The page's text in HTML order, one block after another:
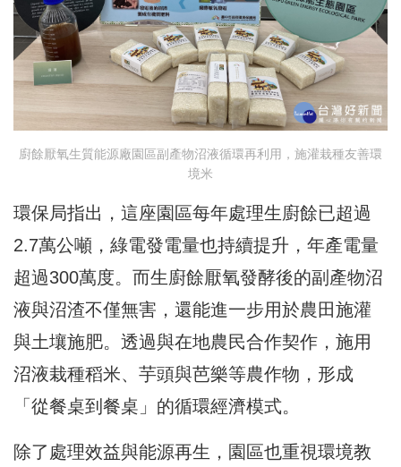
廚餘厭氧生質能源廠園區副產物沼液循環再利用，施灌栽種友善環
境米
環保局指出，這座園區每年處理生廚餘已超過
2.7萬公噸，綠電發電量也持續提升，年產電量
超過300萬度。而生廚餘厭氧發酵後的副產物沼
液與沼渣不僅無害，還能進一步用於農田施灌
與土壤施肥。透過與在地農民合作契作，施用
沼液栽種稻米、芋頭與芭樂等農作物，形成
「從餐桌到餐桌」的循環經濟模式。
除了處理效益與能源再生，園區也重視環境教